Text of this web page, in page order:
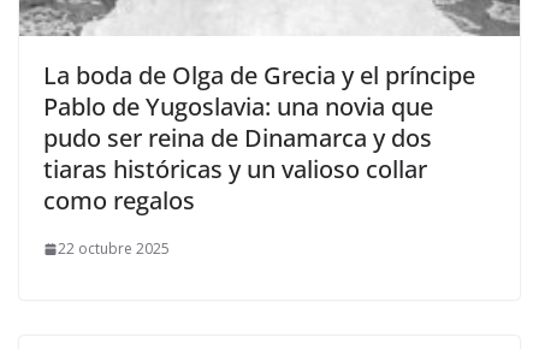
​La boda de Olga de Grecia y el príncipe
Pablo de Yugoslavia: una novia que
pudo ser reina de Dinamarca y dos
tiaras históricas y un valioso collar
como regalos
22 octubre 2025